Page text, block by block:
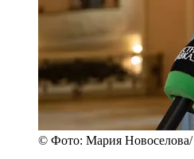
© Фото: Мария Новоселова/